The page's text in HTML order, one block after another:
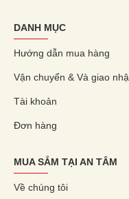
DANH MỤC
Hướng dẫn mua hàng
Vận chuyển & Và giao
Tài khoản
Đơn hàng
MUA SẮM TẠI AN TÂM
Về chúng tôi